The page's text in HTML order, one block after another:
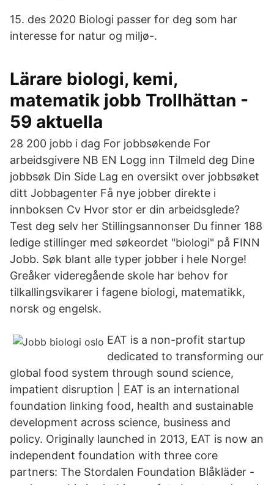
15. des 2020 Biologi passer for deg som har
interesse for natur og miljø-.
Lärare biologi, kemi,
matematik jobb Trollhättan -
59 aktuella
28 200 jobb i dag For jobbsøkende For
arbeidsgivere NB EN Logg inn Tilmeld deg Dine
jobbsøk Din Side Lag en oversikt over jobbsøket
ditt Jobbagenter Få nye jobber direkte i
innboksen Cv Hvor stor er din arbeidsglede?
Test deg selv her Stillingsannonser Du finner 188
ledige stillinger med søkeordet "biologi" på FINN
Jobb. Søk blant alle typer jobber i hele Norge!
Greåker videregående skole har behov for
tilkallingsvikarer i fagene biologi, matematikk,
norsk og engelsk.
EAT is a non-profit startup
dedicated to transforming our
global food system through sound science,
impatient disruption | EAT is an international
foundation linking food, health and sustainable
development across science, business and
policy. Originally launched in 2013, EAT is now an
independent foundation with three core
partners: The Stordalen Foundation Blåkläder -